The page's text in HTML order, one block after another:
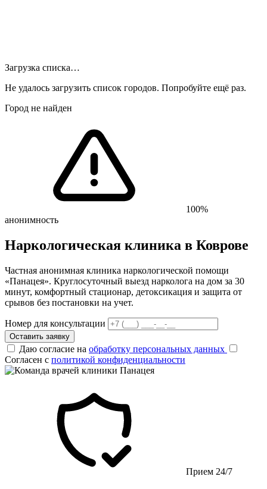
Загрузка списка…
Не удалось загрузить список городов. Попробуйте ещё раз.
Город не найден
100%
анонимность
Наркологическая клиника в Коврове
Частная анонимная клиника наркологической помощи
«Панацея». Круглосуточный выезд нарколога на дом за 30
минут, комфортный стационар, детоксикация и защита от
срывов без постановки на учет.
Номер для консультации
Оставить заявку
Даю согласие на обработку персональных данных
Согласен с политикой конфиденциальности
Прием 24/7